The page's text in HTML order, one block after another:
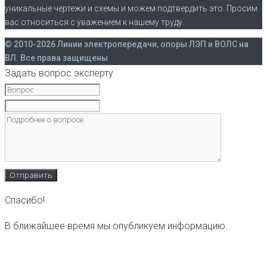
уникальные чертежи и схемы и можем подтвердить это. Просим
вас относиться с уважением к нашему труду.
© 2010-2026 Линии электропередачи, опоры ЛЭП и ВОЛС на
ВЛ. Все права защищены
Задать вопрос эксперту
Спасибо!
В ближайшее время мы опубликуем информацию.